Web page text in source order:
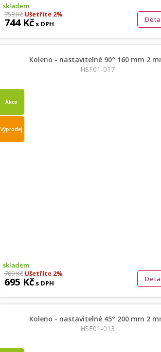
skladem
759 KčUšetříte 2%
744 Kčs DPH
Koleno - nastavitelné 90° 160 mm 2
HSF01-017
Akce
Výprodej
skladem
709 KčUšetříte 2%
695 Kčs DPH
Koleno - nastavitelné 45° 200 mm 2
HSF01-013